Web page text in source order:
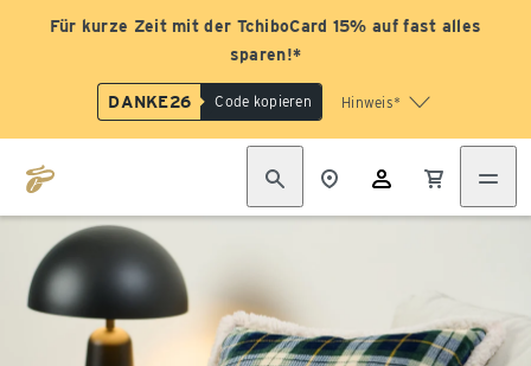
Für kurze Zeit mit der TchiboCard 15% auf fast alles
sparen!*
DANKE26 Code kopieren Hinweis*